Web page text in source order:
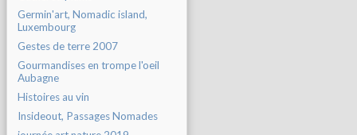
Germin'art, Nomadic island,
Luxembourg
Gestes de terre 2007
Gourmandises en trompe l'oeil
Aubagne
Histoires au vin
Insideout, Passages Nomades